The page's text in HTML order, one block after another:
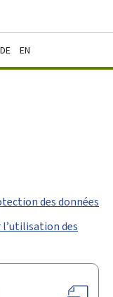
English
des données
l’utilisation des